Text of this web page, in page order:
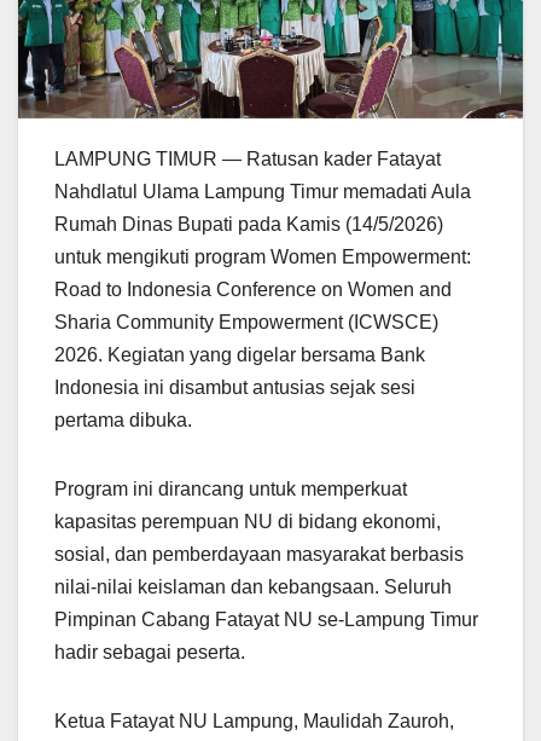
LAMPUNG TIMUR — Ratusan kader Fatayat
Nahdlatul Ulama Lampung Timur memadati Aula
Rumah Dinas Bupati pada Kamis (14/5/2026)
untuk mengikuti program Women Empowerment:
Road to Indonesia Conference on Women and
Sharia Community Empowerment (ICWSCE)
2026. Kegiatan yang digelar bersama Bank
Indonesia ini disambut antusias sejak sesi
pertama dibuka.
Program ini dirancang untuk memperkuat
kapasitas perempuan NU di bidang ekonomi,
sosial, dan pemberdayaan masyarakat berbasis
nilai-nilai keislaman dan kebangsaan. Seluruh
Pimpinan Cabang Fatayat NU se-Lampung Timur
hadir sebagai peserta.
Ketua Fatayat NU Lampung, Maulidah Zauroh,